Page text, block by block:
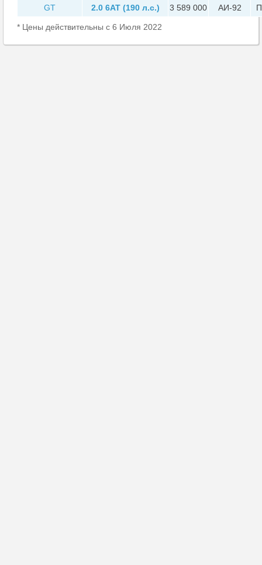
GT
2.0 6AT (190 л.с.) 3 589 000 АИ-92
* Цены действительны с 6 Июля 2022